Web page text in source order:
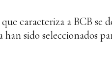
caracteriza a BCB se
han sido seleccionados